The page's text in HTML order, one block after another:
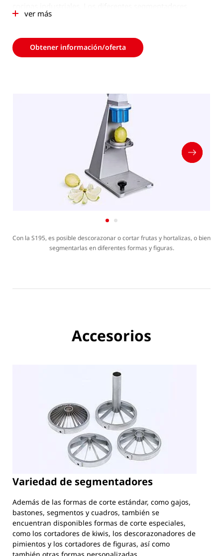
disponibles permiten procesar, por ejemplo, cítricos,
convertirlos en productos decorativos.
El proceso de corte manual, el cambio de herramientas y
ver más
Obtener información/oferta
Con la S195, es posible descorazonar o cortar frutas y hortalizas, o bien
segmentarlas en diferentes formas y figuras.
Accesorios
Variedad de segmentadores
Además de las formas de corte estándar, como gajos,
bastones, segmentos y cuadros, también se
encuentran disponibles formas de corte especiales,
como los cortadores de kiwis, los descorazonadores de
pimientos y los cortadores de figuras, así como